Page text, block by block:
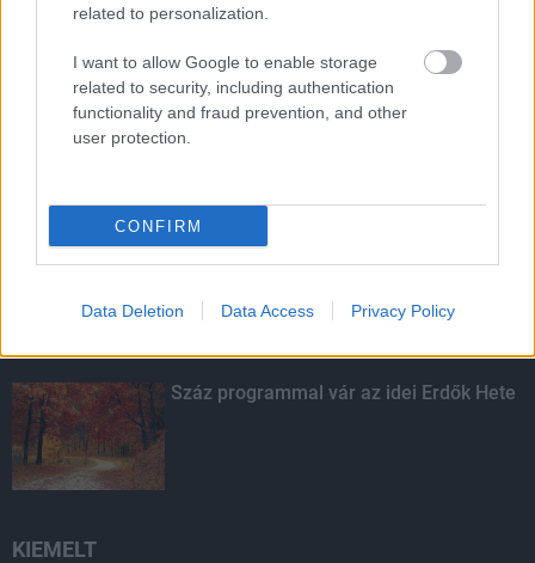
related to personalization.
I want to allow Google to enable storage
related to security, including authentication
functionality and fraud prevention, and other
user protection.
CONFIRM
Data Deletion Data Access Privacy Policy
LEGOLVASOTTABB
Indul a diákok pénzügyi ismereteit
erősítő Pénz7 programsorozat
Budapest-Pécs, Budapest-Szolnok:
Száz programmal vár az idei Erdők Hete
KIEMELT